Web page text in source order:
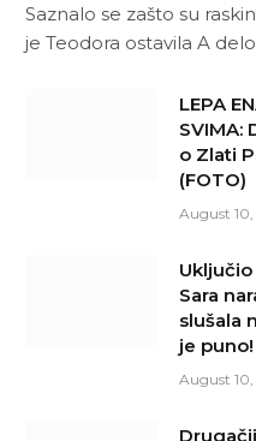
Saznalo se zašto su
je Teodora ostavila A
LEPA
SVIMA:
o Zlati
(FOTO)
August
Sara
slušala
je puno!
August